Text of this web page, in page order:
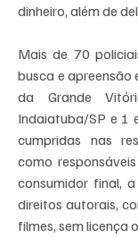
dinheiro, além de
Mais de 70
busca e apreensão
da Grande
Indaiatuba/SP e 1
cumpridas nas
como
consumidor final,
direitos autorais,
filmes, sem licença